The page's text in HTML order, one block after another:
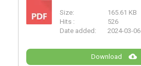
PDF
Size:
165.61 KB
Hits :
526
Date added:
2024-03-06
Download